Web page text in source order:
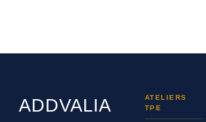
ADDVALIA
ATELIERS
TPE